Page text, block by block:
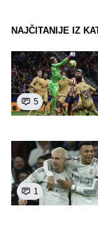
NAJČITANIJE IZ
5
1